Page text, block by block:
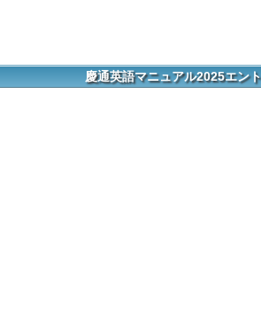
慶通英語マニュアル2025エン